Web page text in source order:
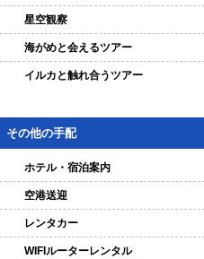
星空観察
海がめと会えるツアー
イルカと触れ合うツアー
その他の手配
ホテル・宿泊案内
空港送迎
レンタカー
WIFIルーターレンタル